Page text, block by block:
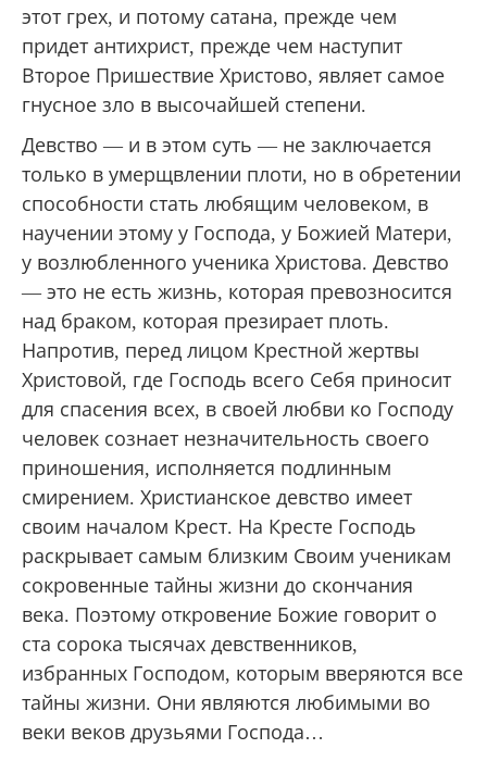
этот грех, и потому сатана, прежде чем
придет антихрист, прежде чем наступит
Второе Пришествие Христово, являет самое
гнусное зло в высочайшей степени.
Девство — и в этом суть — не заключается
только в умерщвлении плоти, но в обретении
способности стать любящим человеком, в
научении этому у Господа, у Божией Матери,
у возлюбленного ученика Христова. Девство
— это не есть жизнь, которая превозносится
над браком, которая презирает плоть.
Напротив, перед лицом Крестной жертвы
Христовой, где Господь всего Себя приносит
для спасения всех, в своей любви ко Господу
человек сознает незначительность своего
приношения, исполняется подлинным
смирением. Христианское девство имеет
своим началом Крест. На Кресте Господь
раскрывает самым близким Своим ученикам
сокровенные тайны жизни до скончания
века. Поэтому откровение Божие говорит о
ста сорока тысячах девственников,
избранных Господом, которым вверяются все
тайны жизни. Они являются любимыми во
веки веков друзьями Господа…